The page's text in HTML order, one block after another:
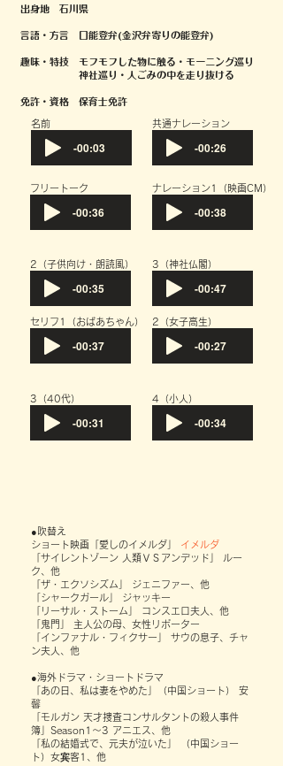
出身地 石川県
言語・方言 口能登弁(金沢弁寄りの能登弁)
趣味・特技 モフモフした物に触る・モーニング巡り
神社巡り・
人ごみの中を走り抜ける
免許・資格 保育士免許
​名前
-00:03
フリートーク
-00:36
共通ナレーション
-00:26
​ナレーション1（映画CM）
-00:38
​2（子供向け・朗読風） ​3（神社仏閣）
-00:35 -00:47
​セリフ1（おばあちゃん） ​2（女子高生）
-00:37 -00:27
​3（40代） ​4（小人）
-00:31 -00:34
●吹替え
ショート映画「愛しのイメルダ」 イメルダ
「サイレントゾーン 人類ＶＳアンデッド」 ルー
ク、他
「ザ・エクソシズム」 ジェニファー、他
「シャークガール」 ジャッキー
「リーサル・ストーム」 コンスエロ夫人、他
「鬼門」 主人公の母、女性リポーター
「インファナル・フィクサー」 サウの息子、チャ
ン夫人、他
●海外ドラマ・ショートドラマ
「あの日、私は妻をやめた」（中国ショート） 安
馨
「モルガン 天才捜査コンサルタントの殺人事件
簿」Season1〜3 アニエス、他
「私の結婚式で、元夫が泣いた」 （中国ショー
ト）女宾客1、他